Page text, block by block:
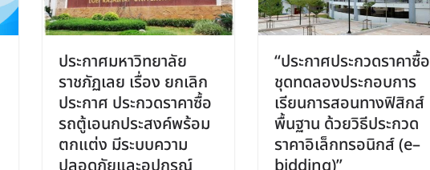
ประกาศมหาวิทยาลัย
ราชภัฏเลย เรื่อง ยกเลิก
ประกาศ ประกวดราคาซื้อ
รถตู้เอนกประสงค์พร้อม
ตกแต่ง มีระบบความ
“ประกาศประกวดราคาซื้อ
ชุดทดลองประกอบการ
เรียนการสอนทางฟิสิกส์
พื้นฐาน ด้วยวิธีประกวด
ราคาอิเล็กทรอนิกส์ (e–